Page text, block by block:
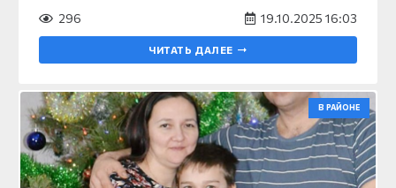
296
19.10.2025 16:03
ЧИТАТЬ ДАЛЕЕ
В РАЙОНЕ